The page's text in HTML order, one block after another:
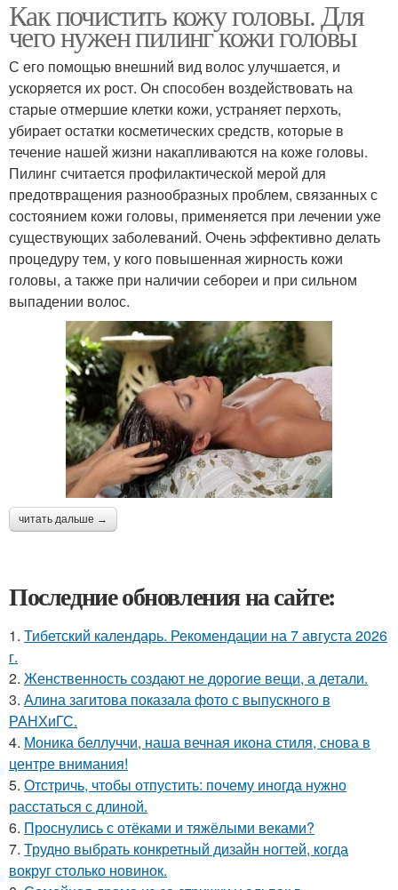
Как почистить кожу головы. Для
чего нужен пилинг кожи головы
С его помощью внешний вид волос улучшается, и
ускоряется их рост. Он способен воздействовать на
старые отмершие клетки кожи, устраняет перхоть,
убирает остатки косметических средств, которые в
течение нашей жизни накапливаются на коже головы.
Пилинг считается профилактической мерой для
предотвращения разнообразных проблем, связанных с
состоянием кожи головы, применяется при лечении уже
существующих заболеваний. Очень эффективно делать
процедуру тем, у кого повышенная жирность кожи
головы, а также при наличии себореи и при сильном
выпадении волос.
читать дальше →
Последние обновления на сайте:
1. Тибетский календарь. Рекомендации на 7 августа 2026
г.
2. Женственность создают не дорогие вещи, а детали.
3. Алина загитова показала фото с выпускного в
РАНХиГС.
4. Моника беллуччи, наша вечная икона стиля, снова в
центре внимания!
5. Отстричь, чтобы отпустить: почему иногда нужно
расстаться с длиной.
6. Проснулись с отёками и тяжёлыми веками?
7. Трудно выбрать конкретный дизайн ногтей, когда
вокруг столько новинок.